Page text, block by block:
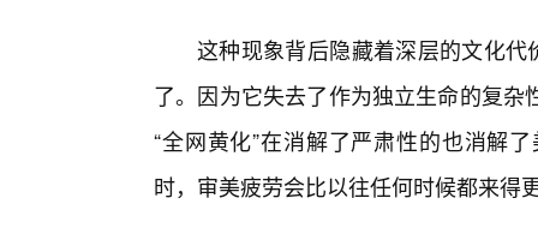
这种现象背后隐藏着深层的文化代
了。因为它失去了作为独立生命的复
“全网黄化”在消解了严肃性的也消解
时，审美疲劳会比以往任何时候都来得